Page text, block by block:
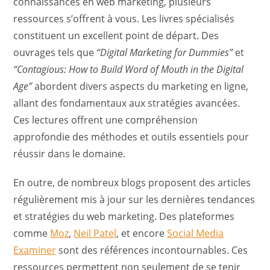
ressources s’offrent à vous. Les livres spécialisés
constituent un excellent point de départ. Des
ouvrages tels que “Digital Marketing for Dummies”et
“Contagious: How to Build Word of Mouth in the Digital
Age”abordent divers aspects du marketing en ligne,
allant des fondamentaux aux stratégies avancées.
Ces lectures offrent une compréhension
approfondie des méthodes et outils essentiels pour
réussir dans le domaine.
En outre, de nombreux blogs proposent des articles
régulièrement mis à jour sur les dernières tendances
et stratégies du web marketing. Des plateformes
comme Moz, Neil Patel, et encoreSocial Media
Examinersont des références incontournables. Ces
ressources permettent non seulement de se tenir